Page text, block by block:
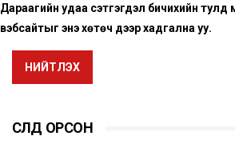
Дараагийн удаа сэтгэгдэл бичихийн тулд
вэбсайтыг энэ хөтөч дээр хадгална уу.
НИЙТЛЭХ
СҮҮЛД ОРСОН